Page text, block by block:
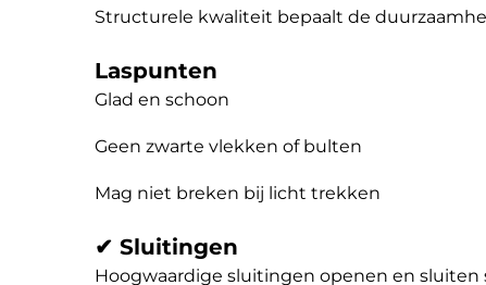
Structurele kwaliteit bepaalt de
Laspunten
Glad en schoon
Geen zwarte vlekken of bulten
Mag niet breken bij licht trekken
✔ Sluitingen
Hoogwaardige sluitingen openen en sluiten